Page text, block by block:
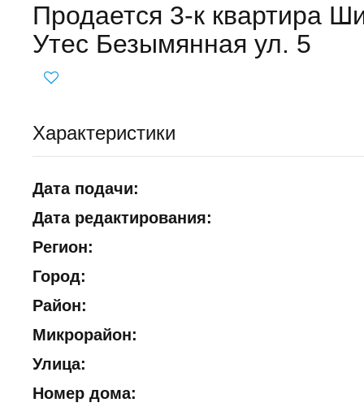
Продается 3-к квартира
Утес Безымянная ул. 5
Характеристики
Дата подачи:
Дата редактирования:
Регион:
Город:
Район:
Микрорайон:
Улица:
Номер дома: